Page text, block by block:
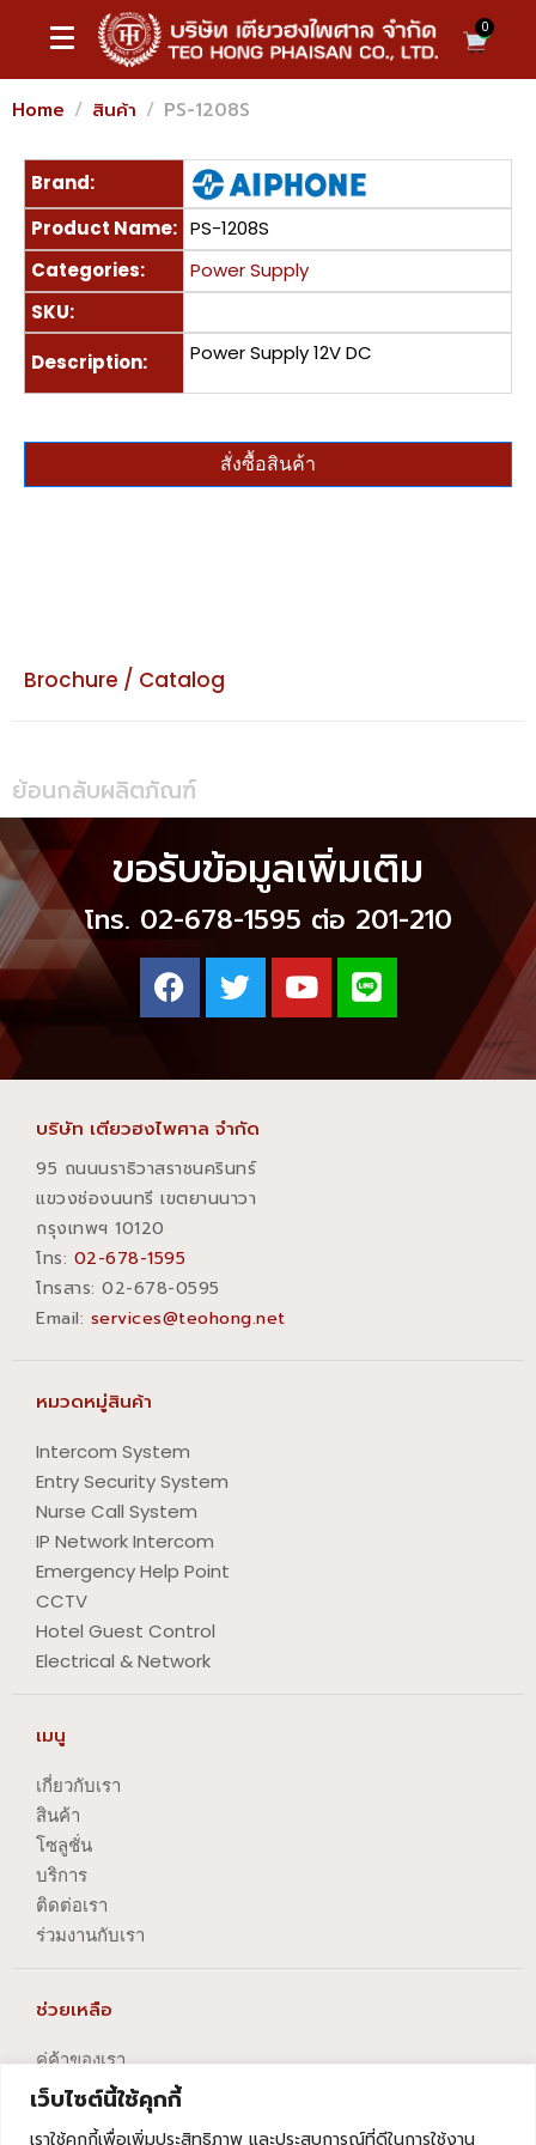
เว็บไซต์นี้ใช้คุกกี้
เราใช้คุกกี้เพื่อเพิ่มประสิทธิภาพ และประสบการณ์ที่ดีในการใช้งาน
0
Home สินค้า PS-1208S
Brand:
Product Name: PS-1208S
Categories:
Power Supply
SKU:
Description:
Power Supply 12V DC
สั่งซื้อสินค้า
Brochure / Catalog
ย้อนกลับผลิตภัณฑ์
ขอรับข้อมูลเพิ่มเติม
โทร. 02-678-1595 ต่อ 201-210
บริษัท เตียวฮงไพศาล จำกัด
95 ถนนนราธิวาสราชนครินทร์
แขวงช่องนนทรี เขตยานนาวา
กรุงเทพฯ 10120
โทร: 02-678-1595
โทรสาร:​ 02-678-0595
Email: services@teohong.net
หมวดหมู่สินค้า
Intercom System
Entry Security System
Nurse Call System
IP Network Intercom
Emergency Help Point
CCTV
Hotel Guest Control
Electrical & Network
เมนู
เกี่ยวกับเรา
สินค้า
โซลูชั่น
บริการ
ติดต่อเรา
ร่วมงานกับเรา
ช่วยเหลือ
คู่ค้าของเรา
นโยบายความเป็นส่วนตัว
นโยบายการปัญหาข้อร้องเรียน